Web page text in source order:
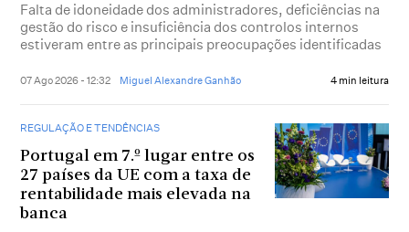
Falta de idoneidade dos administradores, deficiências na
gestão do risco e insuficiência dos controlos internos
estiveram entre as principais preocupações identificadas
07 Ago 2026 - 12:32 Miguel Alexandre Ganhão 4 min leitura
REGULAÇÃO E TENDÊNCIAS
Portugal em 7.º lugar entre os
27 países da UE com a taxa de
rentabilidade mais elevada na
banca